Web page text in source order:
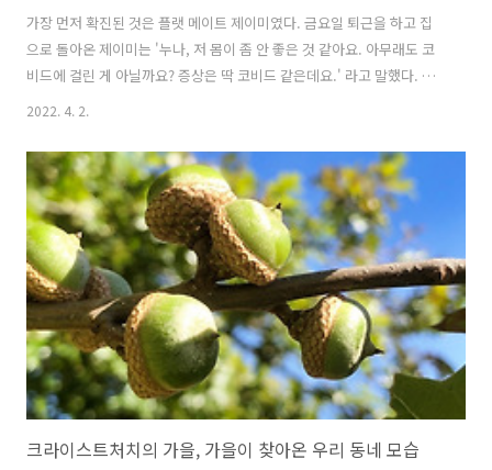
가장 먼저 확진된 것은 플랫 메이트 제이미였다. 금요일 퇴근을 하고 집
으로 돌아온 제이미는 '누나, 저 몸이 좀 안 좋은 것 같아요. 아무래도 코
비드에 걸린 게 아닐까요? 증상은 딱 코비드 같은데요.' 라고 말했다. 집
에 있던 여분의 키트로 검사를 했고 곧 양성 반응 두 줄이 선명하게 나왔
다. 다행히도 집에 먹을 것이 충분했고 특별히 부족할 것이 없었다. 나는
가장 먼저 달걀과 라면, 휴지 여분을 체크했던 것 같다. 이런 물건을 내가
사용하는 날이 올 줄 몰랐다. 아무리 전 세계적인 유행이라고 해도 뉴질
랜드 남섬은 정말 오랜 기간 코비드가 퍼지지 않았었기 때문에 그저 안심
하며 살았었다. 검사 결과는 제이미가 확진이었고 우리 부부는 음성으..
2022. 4. 2.
크라이스트처치의 가을, 가을이 찾아온 우리 동네 모습